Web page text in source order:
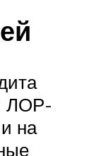
ЛОР-
на